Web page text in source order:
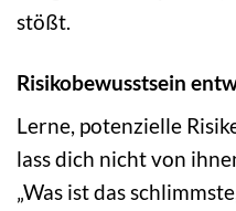
stößt.
Risikobewusstsein
Lerne, potenzielle
lass dich nicht von
„Was ist das